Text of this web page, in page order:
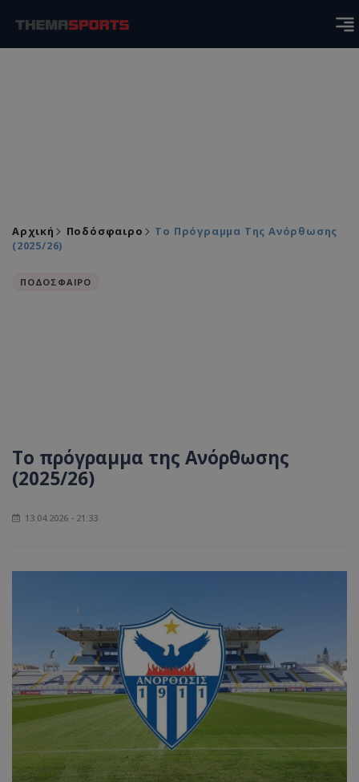
Αρχική Ποδόσφαιρο
Το Πρόγραμμα Της Ανόρθωσης
(2025/26)
ΠΟΔΟΣΦΑΙΡΟ
Το πρόγραμμα της Ανόρθωσης
(2025/26)
13.04.2026 - 21:33